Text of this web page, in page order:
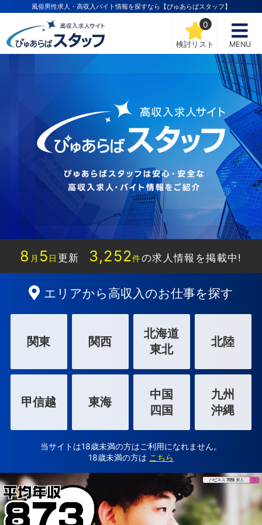
風俗男性求人・高収入バイト情報を探すなら【ぴゅあらばスタッフ】
検討リスト
0
MENU
8 月 5 日 更新 3,252件の求人情報を掲載中!
エリアから高収入のお仕事を探す
関東 関西
北海道
東北
北陸
甲信越 東海
中国
四国
九州
沖縄
当サイトは18歳未満の方はご利用になれません。
18歳未満の方は こちら